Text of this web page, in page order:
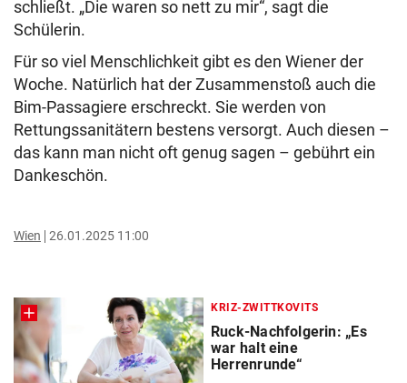
schließt. „Die waren so nett zu mir“, sagt die
Schülerin.
Für so viel Menschlichkeit gibt es den Wiener der
Woche. Natürlich hat der Zusammenstoß auch die
Bim-Passagiere erschreckt. Sie werden von
Rettungssanitätern bestens versorgt. Auch diesen –
das kann man nicht oft genug sagen – gebührt ein
Dankeschön.
Wien 26.01.2025 11:00
KRIZ-ZWITTKOVITS
Ruck-Nachfolgerin: „Es
war halt eine
Herrenrunde“